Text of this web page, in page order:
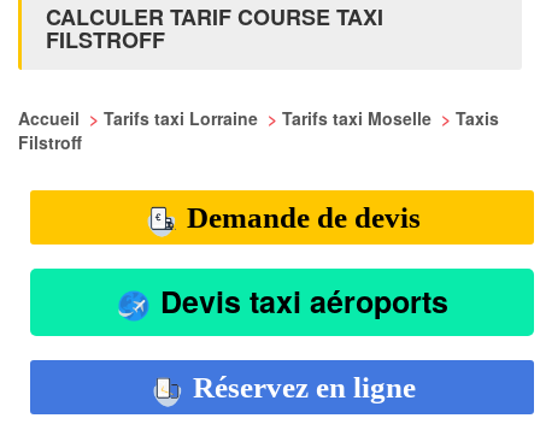
CALCULER TARIF COURSE TAXI
FILSTROFF
Accueil > Tarifs taxi Lorraine > Tarifs taxi Moselle > Taxis
Filstroff
Demande de devis
Devis taxi aéroports
Réservez en ligne